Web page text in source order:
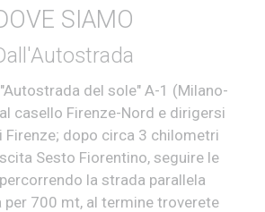
SIAMO
del sole" A-1 (Milano-
casello Firenze-Nord e dirigersi
Firenze; dopo circa 3 chilometri
Sesto Fiorentino, seguire le
la strada parallela
700 mt, al termine troverete